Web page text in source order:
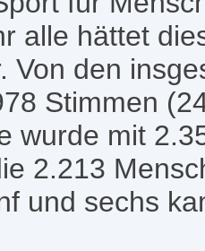
alle hättet
Von den
Stimmen
wurde mit
2.213
und sechs